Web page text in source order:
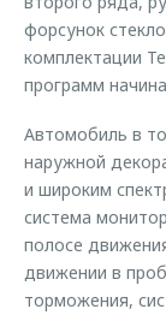
форсунок
комплектации
программ
Автомобиль в
наружной
и широким
система
полосе
движении в
торможения,